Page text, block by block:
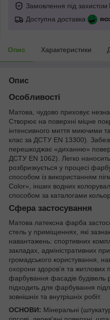
Замовлення під захистом
Доступна доставка
Опис Характеристики
Опис
Особливості
Матова, чудово приховує
Створює на поверхні міцне
інтенсивного миття миючими
клас за ДСТУ EN 13300).
перешкоджає «диханню»
ДСТУ EN 1062). Легко
розбризкується у процесі
способом із використанням
Color», інших водних
способом за каталогами
Сфера застосування
Матова латексна фарба
стель у приміщеннях, які
навантажень: спортивних
закладах, адміністративних
громадського користування,
охорони здоров’я та
фарбування фасадів будівель
підходить для фарбування
зовнішніх та внутрішніх робіт.
ОСНОВИ: Мінеральні